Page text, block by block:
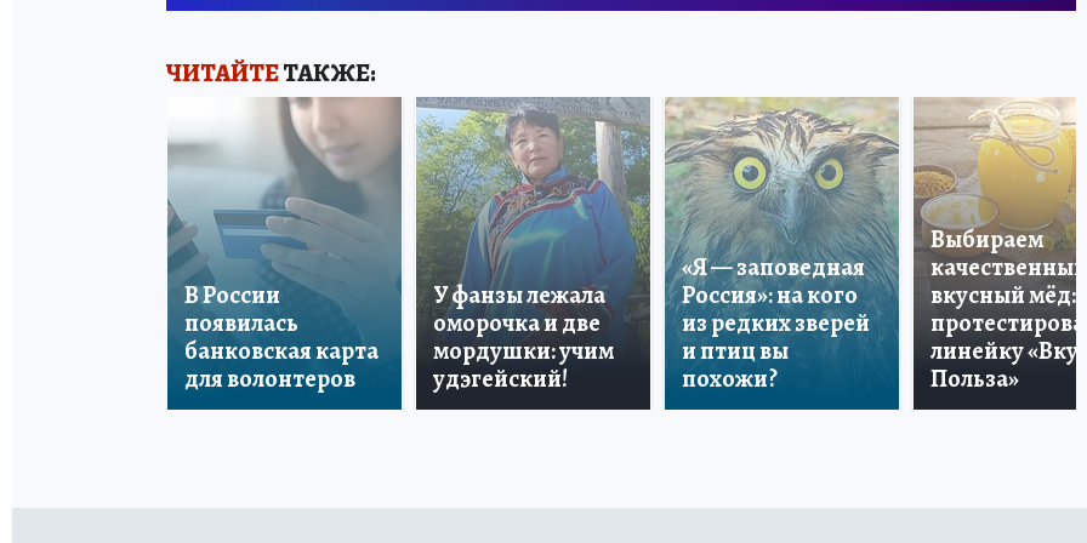
ЧИТАЙТЕТАКЖЕ:
В России
появилась
банковская карта
для волонтеров
У фанзы лежала
оморочка и две
мордушки: учим
удэгейский!
«Я — заповедная
Россия»: на кого
из редких зверей
и птиц вы
похожи?
Выбираем
качественный
вкусный мёд:
линейку «Вкус
Польза»